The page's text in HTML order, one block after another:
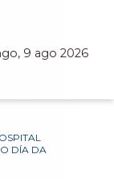
9 ago 2026
DÍA DA